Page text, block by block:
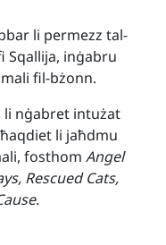
li permezz tal-
Sqallija, inġabru
fil-bżonn.
li nġabret intużat
li jaħdmu
fosthom Angel
Rescued Cats,
.